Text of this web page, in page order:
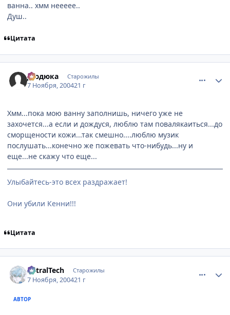
ванна.. хмм неееее..
Душ..
Цитата
Дюдюка Старожилы
7 Ноября, 200421 г
Хмм...пока мою ванну заполнишь, ничего уже не
захочется...а если и дождуся, люблю там повалякаиться...до
сморщености кожи...так смешно....люблю музик
послушать...конечно же пожевать что-нибудь...ну и
еще...не скажу что еще...
Улыбайтесь-это всех раздражает!
Они убили Кенни!!!
Цитата
AstralTech Старожилы
7 Ноября, 200421 г
АВТОР